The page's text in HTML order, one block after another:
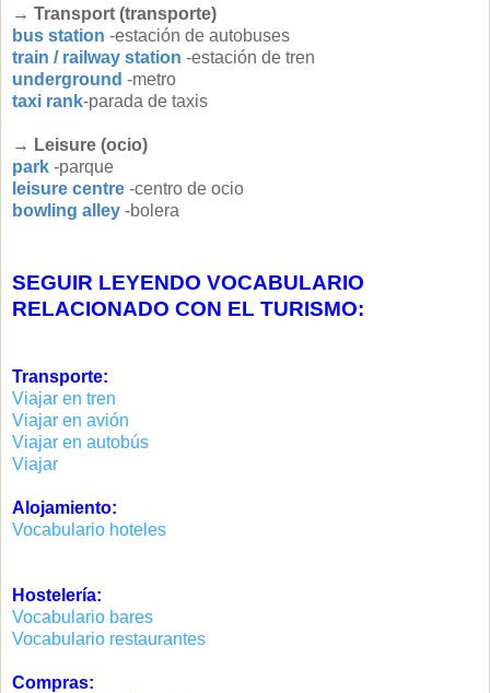
→Transport (transporte)
bus station -estación de autobuses
train / railway station -estación de tren
underground -metro
taxi rank-parada de taxis
→ Leisure (ocio)
park -parque
leisure centre -centro de ocio
bowling alley -bolera
SEGUIR LEYENDO VOCABULARIO
RELACIONADO CON EL TURISMO:
Transporte:
Viajar en tren
Viajar en avión
Viajar en autobús
Viajar
Alojamiento:
Vocabulario hoteles
Hostelería:
Vocabulario bares
Vocabulario restaurantes
Compras: